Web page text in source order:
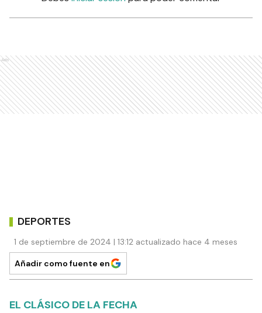
Ads
DEPORTES
1 de septiembre de 2024 | 13:12 actualizado hace 4 meses
Añadir como fuente en
EL CLÁSICO DE LA FECHA